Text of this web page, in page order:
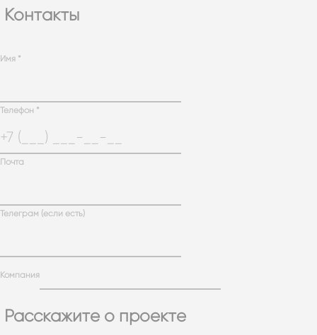
Контакты
Имя *
Телефон *
Почта
Телеграм (если есть)
Компания
Расскажите о проекте